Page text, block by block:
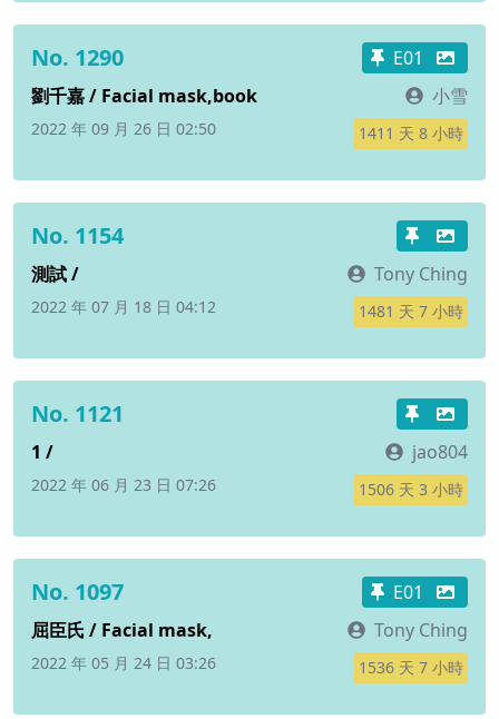
No. 1290
E01
劉千嘉 / Facial mask,book
小雪
2022 年 09 月 26 日 02:50 1411 天 8 小時
No. 1154
測試 / Tony Ching
2022 年 07 月 18 日 04:12 1481 天 7 小時
No. 1121
1 / jao804
2022 年 06 月 23 日 07:26 1506 天 3 小時
No. 1097
E01
屈臣氏 / Facial mask,
Tony Ching
2022 年 05 月 24 日 03:26 1536 天 7 小時